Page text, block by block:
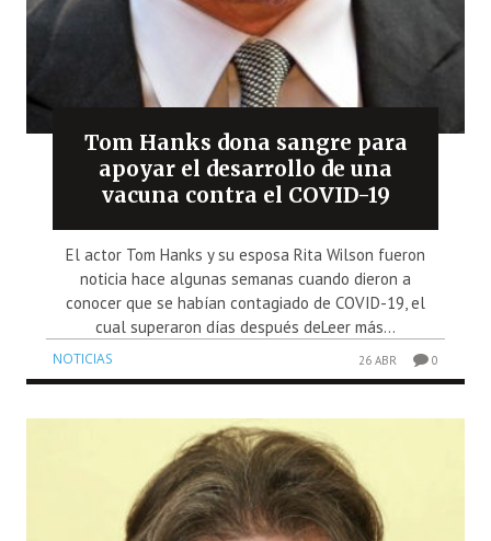
Tom Hanks dona sangre para
apoyar el desarrollo de una
vacuna contra el COVID-19
El actor Tom Hanks y su esposa Rita Wilson fueron
noticia hace algunas semanas cuando dieron a
conocer que se habían contagiado de COVID-19, el
cual superaron días después deLeer más...
NOTICIAS 26 ABR 0